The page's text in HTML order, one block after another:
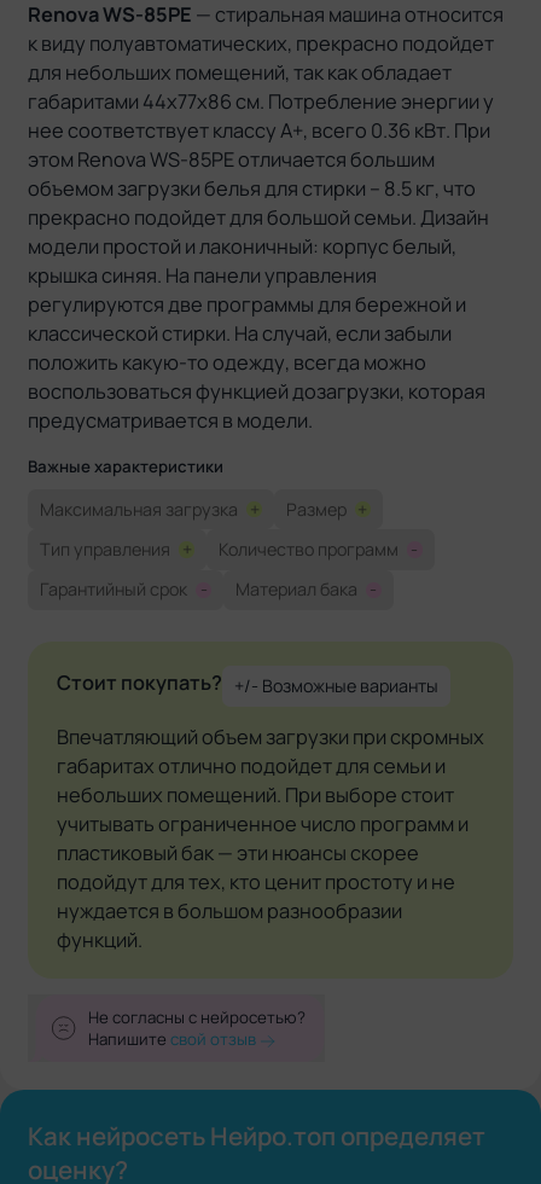
Renova WS-85PE — стиральная машина относится
к виду полуавтоматических, прекрасно подойдет
для небольших помещений, так как обладает
габаритами 44x77x86 см. Потребление энергии у
нее соответствует классу A+, всего 0.36 кВт. При
этом Renova WS-85PE отличается большим
объемом загрузки белья для стирки – 8.5 кг, что
прекрасно подойдет для большой семьи. Дизайн
модели простой и лаконичный: корпус белый,
крышка синяя. На панели управления
регулируются две программы для бережной и
классической стирки. На случай, если забыли
положить какую-то одежду, всегда можно
воспользоваться функцией дозагрузки, которая
предусматривается в модели.
Важные характеристики
Максимальная загрузка + Размер +
Тип управления + Количество программ
-
Гарантийный срок
- Материал бака -
Стоит покупать? +/- Возможные варианты
Впечатляющий объем загрузки при скромных
габаритах отлично подойдет для семьи и
небольших помещений. При выборе стоит
учитывать ограниченное число программ и
пластиковый бак — эти нюансы скорее
подойдут для тех, кто ценит простоту и не
нуждается в большом разнообразии
функций.
Не согласны с нейросетью?
Напишитесвой отзыв
Как нейросеть Нейро.топ определяет
оценку?